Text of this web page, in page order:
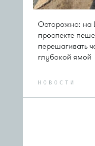
Осторожно: на
проспекте
перешагивать
глубокой ямой
НОВОСТИ